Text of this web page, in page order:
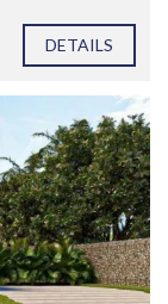
DETAILS